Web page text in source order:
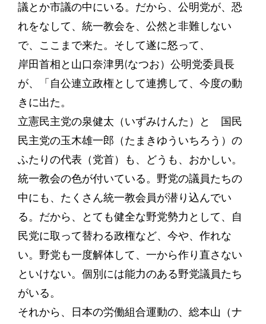
議とか市議の中にいる。だから、公明党が、恐
れをなして、統一教会を、公然と非難しない
で、ここまで来た。そして遂に怒って、
岸田首相と山口奈津男(なつお）公明党委員長
が、「自公連立政権として連携して、今度の動
きに出た。
立憲民主党の泉健太（いずみけんた）と 国民
民主党の玉木雄一郎（たまきゆういちろう）の
ふたりの代表（党首）も、どうも、おかしい。
統一教会の色が付いている。野党の議員たちの
中にも、たくさん統一教会員が潜り込んでい
る。だから、とても健全な野党勢力として、自
民党に取って替わる政権など、今や、作れな
い。野党も一度解体して、一から作り直さない
といけない。個別には能力のある野党議員たち
がいる。
それから、日本の労働組合運動の、総本山（ナ